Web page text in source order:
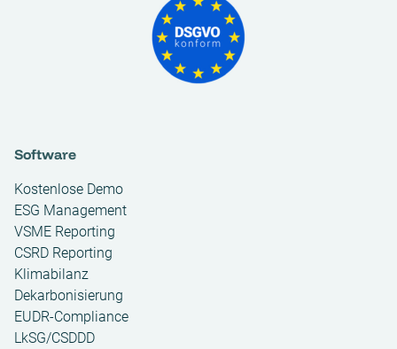
Software
Kostenlose Demo
ESG Management
VSME Reporting
CSRD Reporting
Klimabilanz
Dekarbonisierung
EUDR-Compliance
LkSG/CSDDD